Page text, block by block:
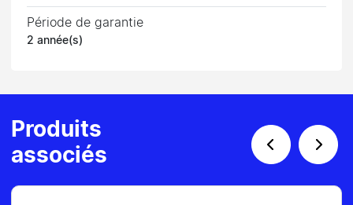
Période de garantie
2 année(s)
Produits
associés